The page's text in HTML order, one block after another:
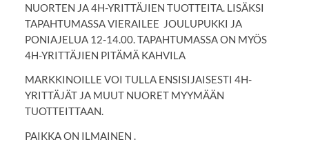
NUORTEN JA 4H-YRITTÄJIEN TUOTTEITA. LISÄKSI
TAPAHTUMASSA VIERAILEE JOULUPUKKI JA
PONIAJELUA 12-14.00. TAPAHTUMASSA ON MYÖS
4H-YRITTÄJIEN PITÄMÄ KAHVILA
MARKKINOILLE VOI TULLA ENSISIJAISESTI 4H-
YRITTÄJÄT JA MUUT NUORET MYYMÄÄN
TUOTTEITTAAN.
PAIKKA ON ILMAINEN .